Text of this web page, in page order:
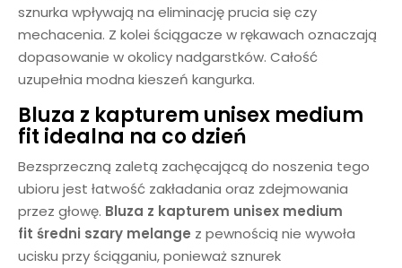
sznurka wpływają na eliminację prucia się czy
mechacenia. Z kolei ściągacze w rękawach oznaczają
dopasowanie w okolicy nadgarstków. Całość
uzupełnia modna kieszeń kangurka.
Bluza z kapturem unisex medium
fit idealna na co dzień
Bezsprzeczną zaletą zachęcającą do noszenia tego
ubioru jest łatwość zakładania oraz zdejmowania
przez głowę. Bluza z kapturem unisex medium
fit średni szary melange z pewnością nie wywoła
ucisku przy ściąganiu, ponieważ sznurek